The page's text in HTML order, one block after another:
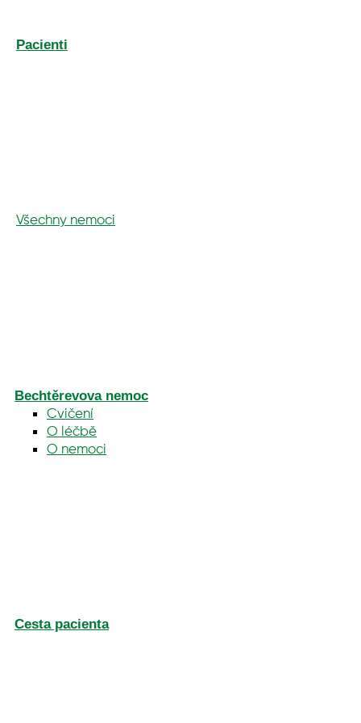
Pacienti
Všechny nemoci
Bechtěrevova nemoc
Cvičení
O léčbě
O nemoci
Cesta pacienta